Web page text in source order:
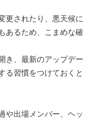
更されたり、悪天候に
あるため、こまめな確
き、最新のアップデー
る習慣をつけておくと
や出場メンバー、ヘッ